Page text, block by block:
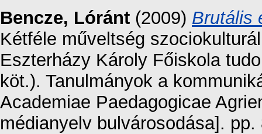
Bencze, Lóránt (2009) Brutális
Kétféle műveltség
Eszterházy Károly Főiskola
köt.). Tanulmányok a
Academiae Paedagogicae
médianyelv bulvárosodása]. pp.